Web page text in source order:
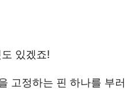
있겠죠!
고정하는 핀 하나를 부러